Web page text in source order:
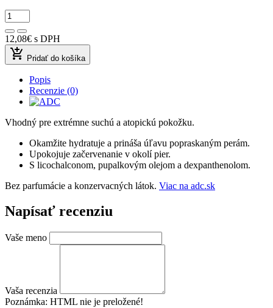
12,08€ s DPH
add_shopping_cart Pridať do košíka
Popis
Recenzie (0)
Vhodný pre extrémne suchú a atopickú pokožku.
Okamžite hydratuje a prináša úľavu popraskaným perám.
Upokojuje začervenanie v okolí pier.
S licochalconom, pupalkovým olejom a dexpanthenolom.
Bez parfumácie a konzervacných látok. Viac na adc.sk
Napísať recenziu
Vaše meno
Vaša recenzia
Poznámka: HTML nie je preložené!